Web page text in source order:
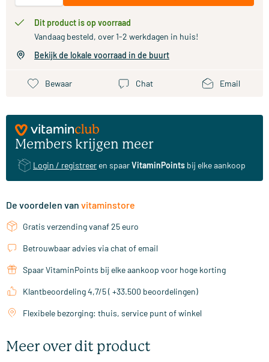
Dit product is op voorraad
Vandaag besteld, over 1-2 werkdagen in huis!
Bekijk de lokale voorraad in de buurt
Bewaar Chat Email
Members krijgen meer
Login / registreer en spaarVitaminPoints bij elke aankoop
De voordelen van vitaminstore
Gratis verzending vanaf 25 euro
Betrouwbaar advies via chat of email
Spaar VitaminPoints bij elke aankoop voor hoge korting
Klantbeoordeling 4,7/5 ( +33.500 beoordelingen)
Flexibele bezorging: thuis, service punt of winkel
Meer over dit product